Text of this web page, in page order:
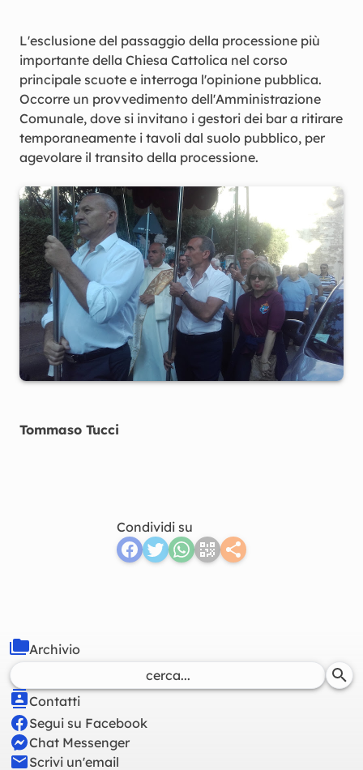
L'esclusione del passaggio della processione più
importante della Chiesa Cattolica nel corso
principale scuote e interroga l'opinione pubblica.
Occorre un provvedimento dell'Amministrazione
Comunale, dove si invitano i gestori dei bar a ritirare
temporaneamente i tavoli dal suolo pubblico, per
agevolare il transito della processione.
Tommaso Tucci
Condividi su
Contatti
Segui su Facebook
Chat Messenger
Scrivi un'email
Archivio